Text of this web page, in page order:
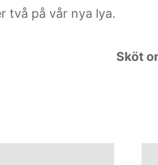
två på vår nya lya.
Sköt